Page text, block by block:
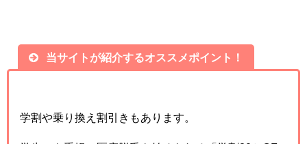
当サイトが紹介するオススメポイント！
学割や乗り換え割引きもあります。